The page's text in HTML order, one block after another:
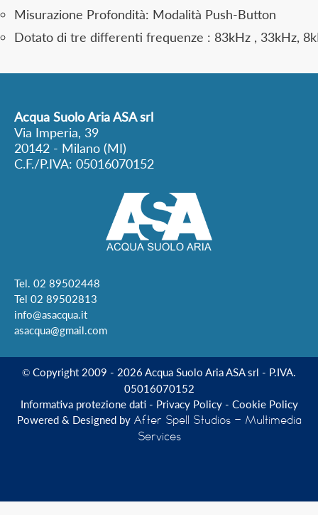
Misurazione Profondità: Modalità Push-Button
Dotato di tre differenti frequenze : 83kHz , 33kHz,
Acqua Suolo Aria ASA srl
Via Imperia, 39
20142 - Milano (MI)
C.F./P.IVA: 05016070152
Tel. 02 89502448
Tel 02 89502813
info@asacqua.it
asacqua@gmail.com
© Copyright 2009 - 2026 Acqua Suolo Aria ASA srl - P.IVA.
05016070152
Informativa protezione dati- Privacy Policy- Cookie Policy
Powered & Designed by After Spell Studios - Multimedia
Services